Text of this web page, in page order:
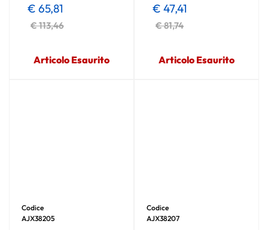
€ 113,46
€ 65,81
Articolo Esaurito
€ 81,74
€ 47,41
Articolo Esaurito
Codice
AJX38205
Codice
AJX38207